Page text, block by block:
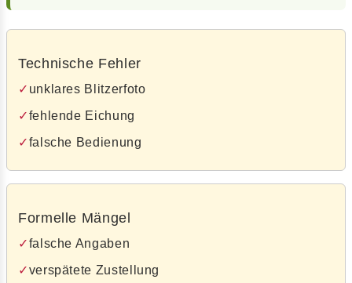
Technische Fehler
unklares Blitzerfoto
fehlende Eichung
falsche Bedienung
Formelle Mängel
falsche Angaben
verspätete Zustellung